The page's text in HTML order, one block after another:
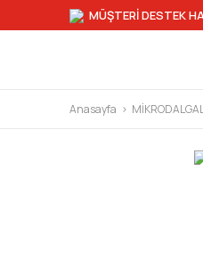
MÜŞTERİ DESTEK
Anasayfa